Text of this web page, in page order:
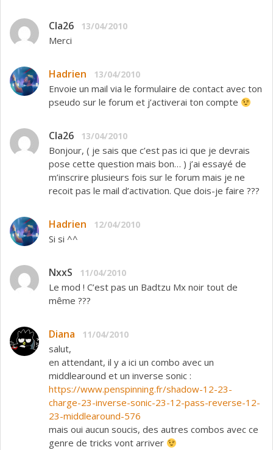
Cla26 13/04/2010
Merci
Hadrien 13/04/2010
Envoie un mail via le formulaire de contact avec ton
pseudo sur le forum et j’activerai ton compte
Cla26 13/04/2010
Bonjour, ( je sais que c’est pas ici que je devrais
pose cette question mais bon… ) j’ai essayé de
m’inscrire plusieurs fois sur le forum mais je ne
recoit pas le mail d’activation. Que dois-je faire ???
Hadrien 12/04/2010
Si si ^^
NxxS 11/04/2010
Le mod ! C’est pas un Badtzu Mx noir tout de
même ???
Diana 11/04/2010
salut,
en attendant, il y a ici un combo avec un
middlearound et un inverse sonic :
https://www.penspinning.fr/shadow-12-23-
charge-23-inverse-sonic-23-12-pass-reverse-12-
23-middlearound-576
mais oui aucun soucis, des autres combos avec ce
genre de tricks vont arriver